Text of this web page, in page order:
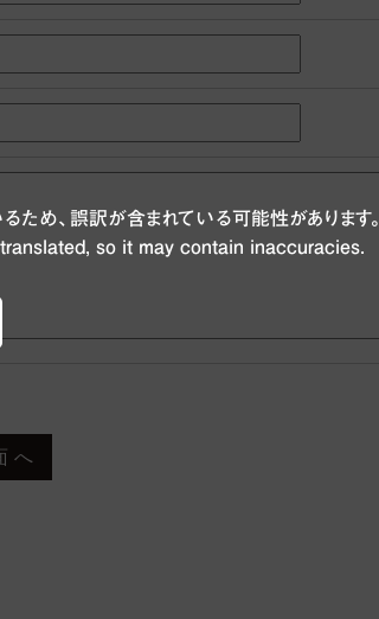
め、誤訳が含まれている可能性があります。
so it may contain inaccuracies.